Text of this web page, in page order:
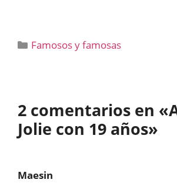
Categorías
Famosos y famosas
2 comentarios en
Jolie con 19 años»
Maesin